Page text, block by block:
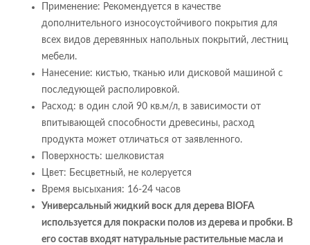
Применение: Рекомендуется в качестве
дополнительного износоустойчивого покрытия для
всех видов деревянных напольных покрытий, лестниц
мебели.
Нанесение: кистью, тканью или дисковой машиной с
последующей располировкой.
Расход: в один слой 90 кв.м/л, в зависимости от
впитывающей способности древесины, расход
продукта может отличаться от заявленного.
Поверхность: шелковистая
Цвет: Бесцветный, не колеруется
Время высыхания: 16-24 часов
Универсальный жидкий воск для дерева BIOFA
используется для покраски полов из дерева и пробки. В
его состав входят натуральные растительные масла и